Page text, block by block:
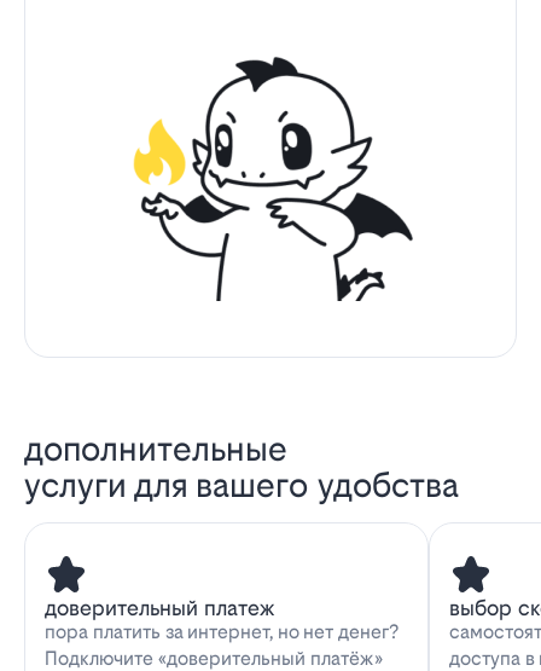
дополнительные
услуги для вашего удобства
доверительный платеж
пора платить за интернет, но нет денег?
Подключите «доверительный платёж»
выбор
доступа